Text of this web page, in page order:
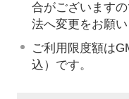
合がございます
法へ変更をお願い
ご利用限度額は
込）です。